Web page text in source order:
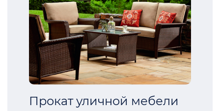
Прокат уличной мебели